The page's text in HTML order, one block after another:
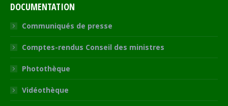
DOCUMENTATION
Communiqués de presse
Comptes-rendus Conseil des ministres
Photothèque
Vidéothèque